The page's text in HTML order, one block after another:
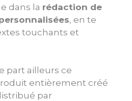
dans la rédaction de
, en te
touchants et
part ailleurs ce
entièrement créé
par